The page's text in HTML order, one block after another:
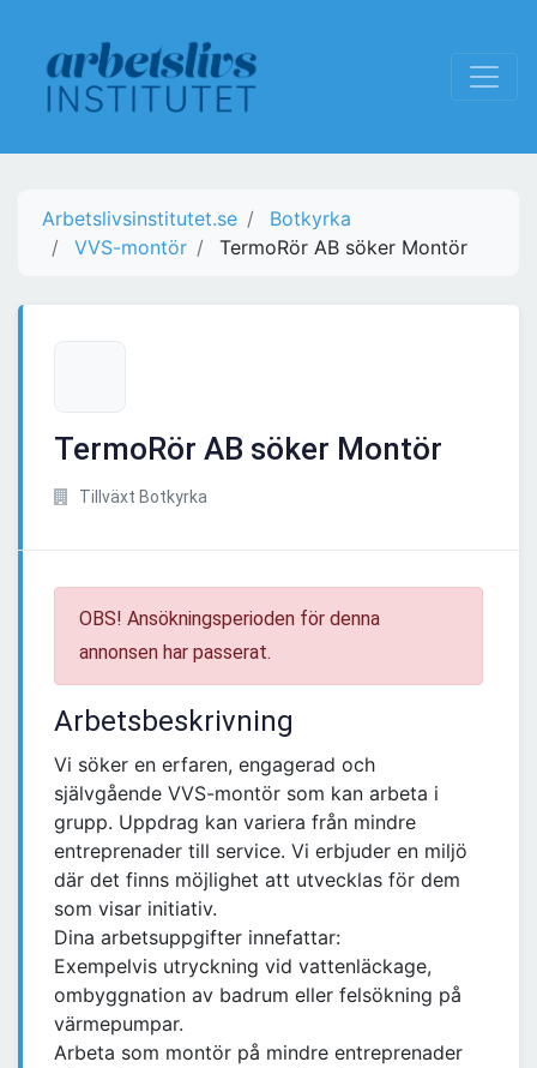
Arbetslivsinstitutet.se
Botkyrka
VVS-montör
TermoRör AB söker Montör
TermoRör AB söker Montör
Tillväxt Botkyrka
OBS! Ansökningsperioden för denna
annonsen har passerat.
Arbetsbeskrivning
Vi söker en erfaren, engagerad och
självgående VVS-montör som kan arbeta i
grupp. Uppdrag kan variera från mindre
entreprenader till service. Vi erbjuder en miljö
där det finns möjlighet att utvecklas för dem
som visar initiativ.
Dina arbetsuppgifter innefattar:
Exempelvis utryckning vid vattenläckage,
ombyggnation av badrum eller felsökning på
värmepumpar.
Arbeta som montör på mindre entreprenader